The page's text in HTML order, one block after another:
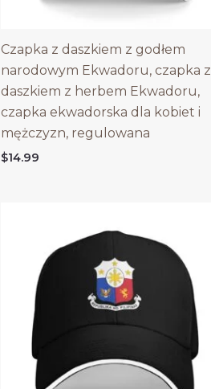
Czapka z daszkiem z godłem
narodowym Ekwadoru, czapka z
daszkiem z herbem Ekwadoru,
czapka ekwadorska dla kobiet i
mężczyzn, regulowana
$14.99